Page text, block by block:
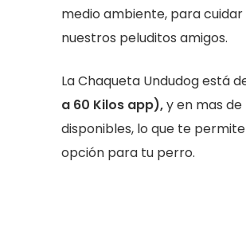
medio ambiente, para
nuestros peluditos amigos.
La Chaqueta Undudog está
a 60 Kilos app),y en mas de
disponibles, lo que te
opción para tu perro.